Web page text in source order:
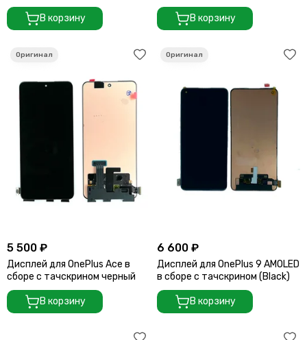
В корзину В корзину
5 500 ₽
Дисплей для OnePlus Ace в
сборе с тачскрином черный
В корзину
6 600 ₽
Дисплей для OnePlus 9 AMOLED
в сборе с тачскрином (Black)
В корзину